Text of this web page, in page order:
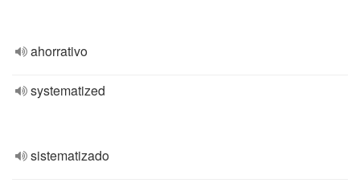
ahorrativo
systematized
sistematizado